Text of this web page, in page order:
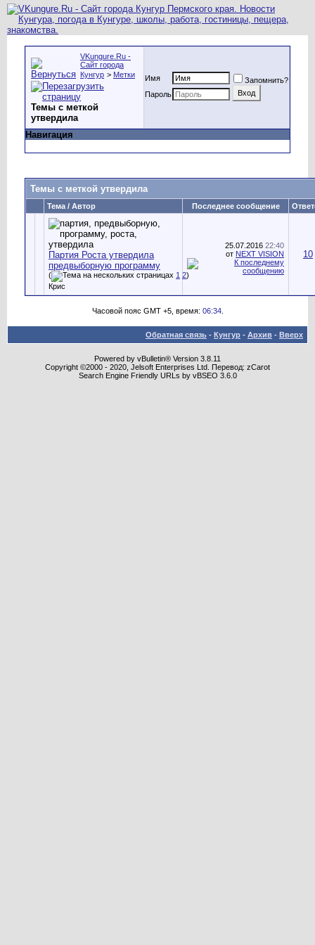
VKungure.Ru -
Сайт города
Кунгур > Метки
Темы с меткой
утвердила
Имя
Запомнить?
Пароль
Навигация
Темы с меткой утвердила
Тема / Автор Последнее сообщение
Партия Роста утвердила
предвыборную программу
( 1 2)
Крис
25.07.2016 22:40
от NEXT VISION 10
Часовой пояс GMT +5, время: 06:34.
Обратная связь - Кунгур - Архив - Вверх
Powered by vBulletin® Version 3.8.11
Copyright ©2000 - 2020, Jelsoft Enterprises Ltd. Перевод: zCarot
Search Engine Friendly URLs by vBSEO 3.6.0